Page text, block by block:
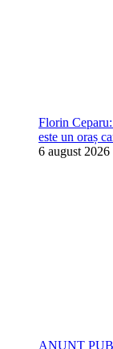
Florin
este un oraș
6 august 2026
ANUNȚ